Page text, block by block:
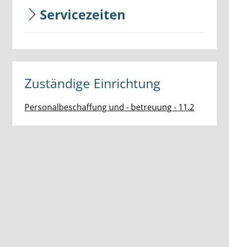
Servicezeiten
Zuständige Einrichtung
Personalbeschaffung und - betreuung - 11.2